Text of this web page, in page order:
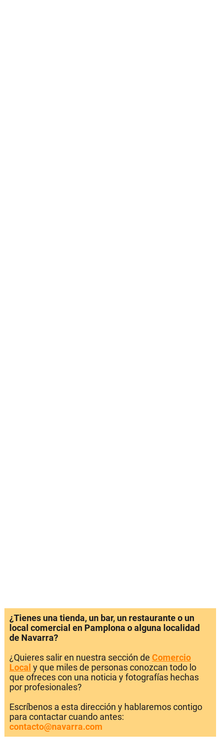
¿Tienes una tienda, un bar, un restaurante o un
local comercial en Pamplona o alguna localidad
de Navarra?
¿Quieres salir en nuestra sección de Comercio
Local y que miles de personas conozcan todo lo
que ofreces con una noticia y fotografías hechas
por profesionales?
Escríbenos a esta dirección y hablaremos contigo
para contactar cuando antes:
contacto@navarra.com